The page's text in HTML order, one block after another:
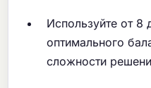
Используйте от 8
оптимального
сложности